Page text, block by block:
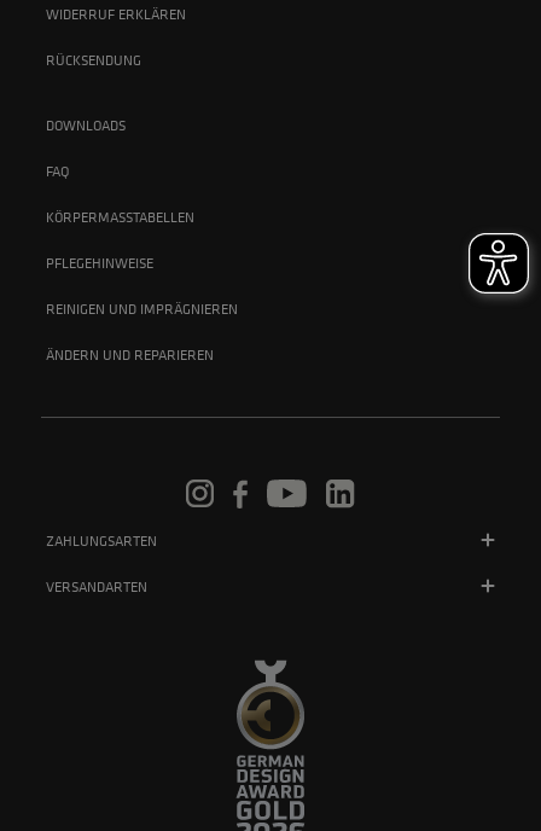
WIDERRUF ERKLÄREN
RÜCKSENDUNG
DOWNLOADS
FAQ
KÖRPERMASSTABELLEN
PFLEGEHINWEISE
REINIGEN UND IMPRÄGNIEREN
ÄNDERN UND REPARIEREN
ZAHLUNGSARTEN
VERSANDARTEN